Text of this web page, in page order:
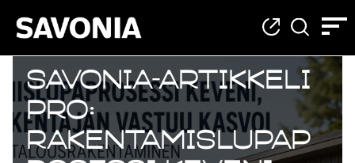
Savonia-artikkeli
Pro:
Rakentamislupap